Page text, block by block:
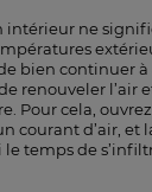
intérieur ne
bien continuer
renouveler l’air
Pour cela,
courant d’air, et
le temps de